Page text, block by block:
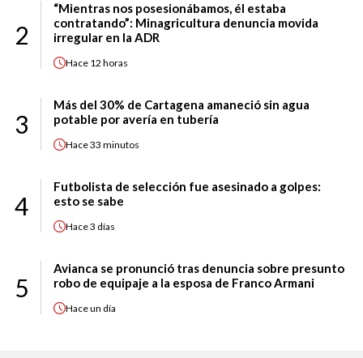
2
“Mientras nos posesionábamos, él estaba
contratando”: Minagricultura denuncia movida
irregular en la ADR
Hace 12 horas
3
Más del 30% de Cartagena amaneció sin agua
potable por avería en tubería
Hace33 minutos
4
Futbolista de selección fue asesinado a golpes:
esto se sabe
Hace3 días
5
Avianca se pronunció tras denuncia sobre presunto
robo de equipaje a la esposa de Franco Armani
Haceun día